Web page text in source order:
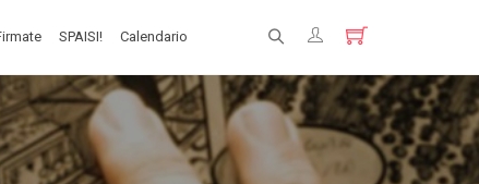
SPAISI! Calendario
Registrati